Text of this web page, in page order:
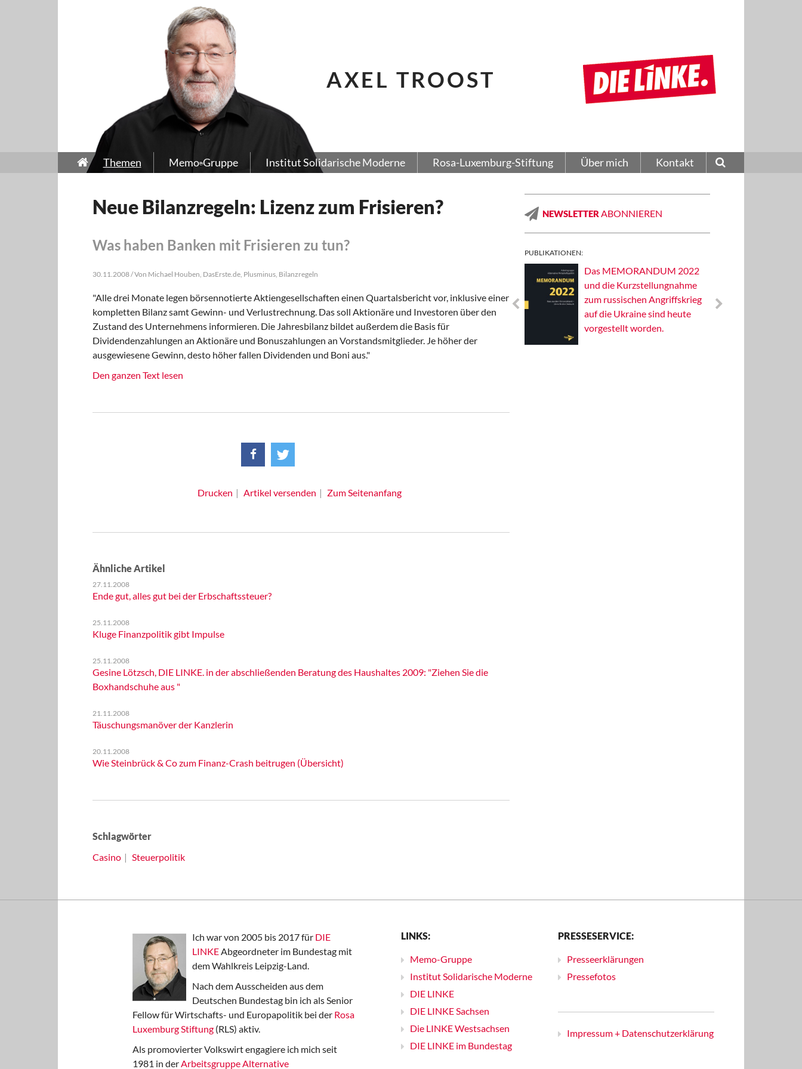
AXEL TROOST
Themen Memo-Gruppe Institut Solidarische Moderne Rosa-Luxemburg-Stiftung Über mich Kontakt
Neue Bilanzregeln: Lizenz zum Frisieren?
Was haben Banken mit Frisieren zu tun?
30.11.2008 / Von Michael Houben, DasErste.de, Plusminus, Bilanzregeln
"Alle drei Monate legen börsennotierte Aktiengesellschaften einen Quartalsbericht vor, inklusive einer
kompletten Bilanz samt Gewinn- und Verlustrechnung. Das soll Aktionäre und Investoren über den
Zustand des Unternehmens informieren. Die Jahresbilanz bildet außerdem die Basis für
Dividendenzahlungen an Aktionäre und Bonuszahlungen an Vorstandsmitglieder. Je höher der
ausgewiesene Gewinn, desto höher fallen Dividenden und Boni aus."
Den ganzen Text lesen
Drucken Artikel versenden Zum Seitenanfang
Ähnliche Artikel
27.11.2008
Ende gut, alles gut bei der Erbschaftssteuer?
25.11.2008
Kluge Finanzpolitik gibt Impulse
25.11.2008
Gesine Lötzsch, DIE LINKE. in der abschließenden Beratung des Haushaltes 2009: "Ziehen Sie die
Boxhandschuhe aus "
21.11.2008
Täuschungsmanöver der Kanzlerin
20.11.2008
Wie Steinbrück & Co zum Finanz-Crash beitrugen (Übersicht)
Schlagwörter
Casino
Steuerpolitik
NEWSLETTER ABONNIEREN
PUBLIKATIONEN:
Das MEMORANDUM 2022
und die Kurzstellungnahme
zum russischen Angriffskrieg
auf die Ukraine sind heute
vorgestellt worden.
Ich war von 2005 bis 2017 für DIE
LINKEAbgeordneter im Bundestag mit
dem Wahlkreis Leipzig-Land.
Nach dem Ausscheiden aus dem
Deutschen Bundestag bin ich als Senior
Fellow für Wirtschafts- und Europapolitik bei der Rosa
Luxemburg Stiftung (RLS) aktiv.
Als promovierter Volkswirt engagiere ich mich seit
1981 in derArbeitsgruppe Alternative
LINKS:
Memo-Gruppe
Institut Solidarische Moderne
DIE LINKE
DIE LINKE Sachsen
Die LINKE Westsachsen
DIE LINKE im Bundestag
PRESSESERVICE:
Presseerklärungen
Pressefotos
Impressum + Datenschutzerklärung